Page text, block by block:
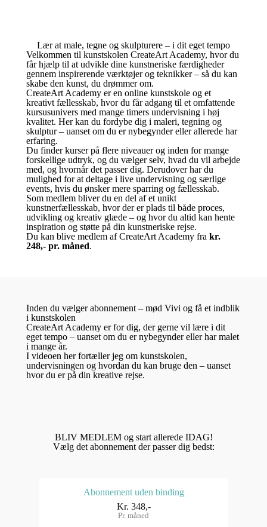
Lær at male, tegne og skulpturere – i dit eget tempo
Velkommen til kunstskolen CreateArt Academy, hvor du
får hjælp til at udvikle dine kunstneriske færdigheder
gennem inspirerende værktøjer og teknikker – så du kan
skabe den kunst, du drømmer om.
CreateArt Academy er en online kunstskole og et
kreativt fællesskab, hvor du får adgang til et omfattende
kursusunivers med mange timers undervisning i høj
kvalitet. Her kan du fordybe dig i maleri, tegning og
skulptur – uanset om du er nybegynder eller allerede har
erfaring.
Du finder kurser på flere niveauer og inden for mange
forskellige udtryk, og du vælger selv, hvad du vil arbejde
med, og hvornår det passer dig. Derudover har du
mulighed for at deltage i live undervisning og særlige
events, hvis du ønsker mere sparring og fællesskab.
Som medlem bliver du en del af et unikt
kunstnerfællesskab, hvor der er plads til både proces,
udvikling og kreativ glæde – og hvor du altid kan hente
inspiration og støtte på din kunstneriske rejse.
Du kan blive medlem af CreateArt Academy fra kr.
248,- pr. måned.
Inden du vælger abonnement – mød Vivi og få et indblik
i kunstskolen
CreateArt Academy er for dig, der gerne vil lære i dit
eget tempo – uanset om du er nybegynder eller har malet
i mange år.
I videoen her fortæller jeg om kunstskolen,
undervisningen og hvordan du kan bruge den – uanset
hvor du er på din kreative rejse.
BLIV MEDLEM og start allerede IDAG!
Vælg det abonnement der passer dig bedst:
Abonnement uden binding
Kr. 348,-
Pr. måned